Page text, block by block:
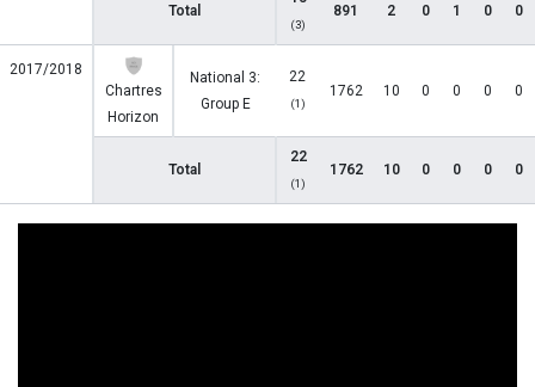
Total
(3)
891 2 0 1 0 0
2017/2018
Chartres
Horizon
National 3:
Group E
22
(1)
1762 10 0 0 0 0
Total
22
(1)
1762 10 0 0 0 0